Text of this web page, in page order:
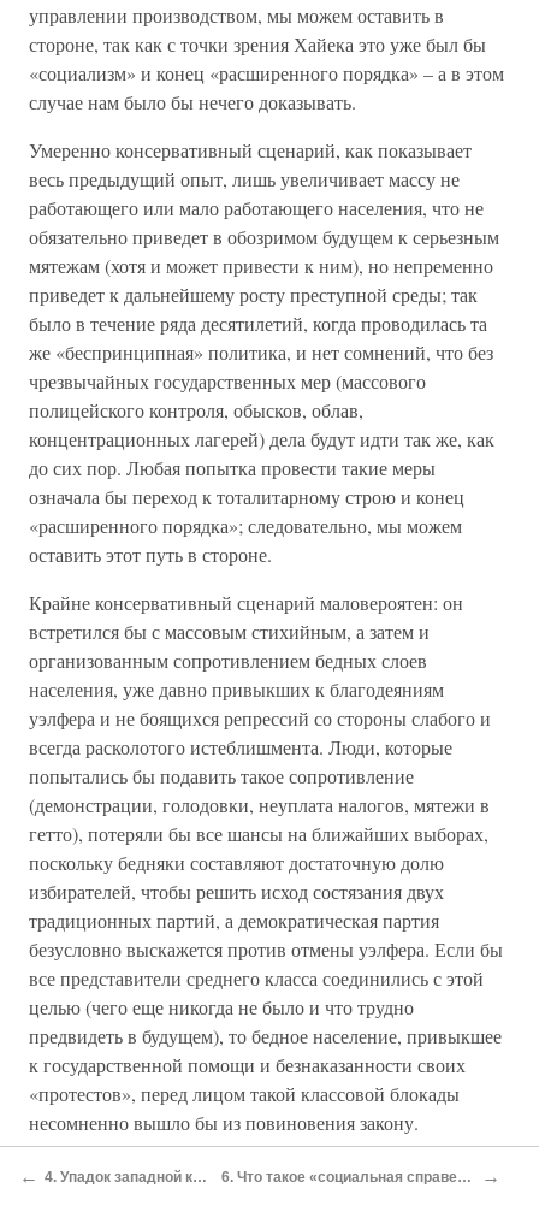
управлении производством, мы можем оставить в
стороне, так как с точки зрения Хайека это уже был бы
«социализм» и конец «расширенного порядка» – а в этом
случае нам было бы нечего доказывать.
Умеренно консервативный сценарий, как показывает
весь предыдущий опыт, лишь увеличивает массу не
работающего или мало работающего населения, что не
обязательно приведет в обозримом будущем к серьезным
мятежам (хотя и может привести к ним), но непременно
приведет к дальнейшему росту преступной среды; так
было в течение ряда десятилетий, когда проводилась та
же «беспринципная» политика, и нет сомнений, что без
чрезвычайных государственных мер (массового
полицейского контроля, обысков, облав,
концентрационных лагерей) дела будут идти так же, как
до сих пор. Любая попытка провести такие меры
означала бы переход к тоталитарному строю и конец
«расширенного порядка»; следовательно, мы можем
оставить этот путь в стороне.
Крайне консервативный сценарий маловероятен: он
встретился бы с массовым стихийным, а затем и
организованным сопротивлением бедных слоев
населения, уже давно привыкших к благодеяниям
уэлфера и не боящихся репрессий со стороны слабого и
всегда расколотого истеблишмента. Люди, которые
попытались бы подавить такое сопротивление
(демонстрации, голодовки, неуплата налогов, мятежи в
гетто), потеряли бы все шансы на ближайших выборах,
поскольку бедняки составляют достаточную долю
избирателей, чтобы решить исход состязания двух
традиционных партий, а демократическая партия
безусловно выскажется против отмены уэлфера. Если бы
все представители среднего класса соединились с этой
целью (чего еще никогда не было и что трудно
предвидеть в будущем), то бедное население, привыкшее
к государственной помощи и безнаказанности своих
«протестов», перед лицом такой классовой блокады
несомненно вышло бы из повиновения закону.
Понадобилось бы использование армейских частей,
кровопролитие привело бы к уступкам, и вернулись бы к
← 4. Упадок западной культуры 6. Что такое «социальная справедливость»? →